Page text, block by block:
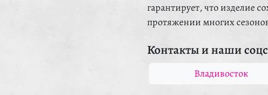
гарантирует, что изделие
протяжении многих
Контакты и наши
Владивосток